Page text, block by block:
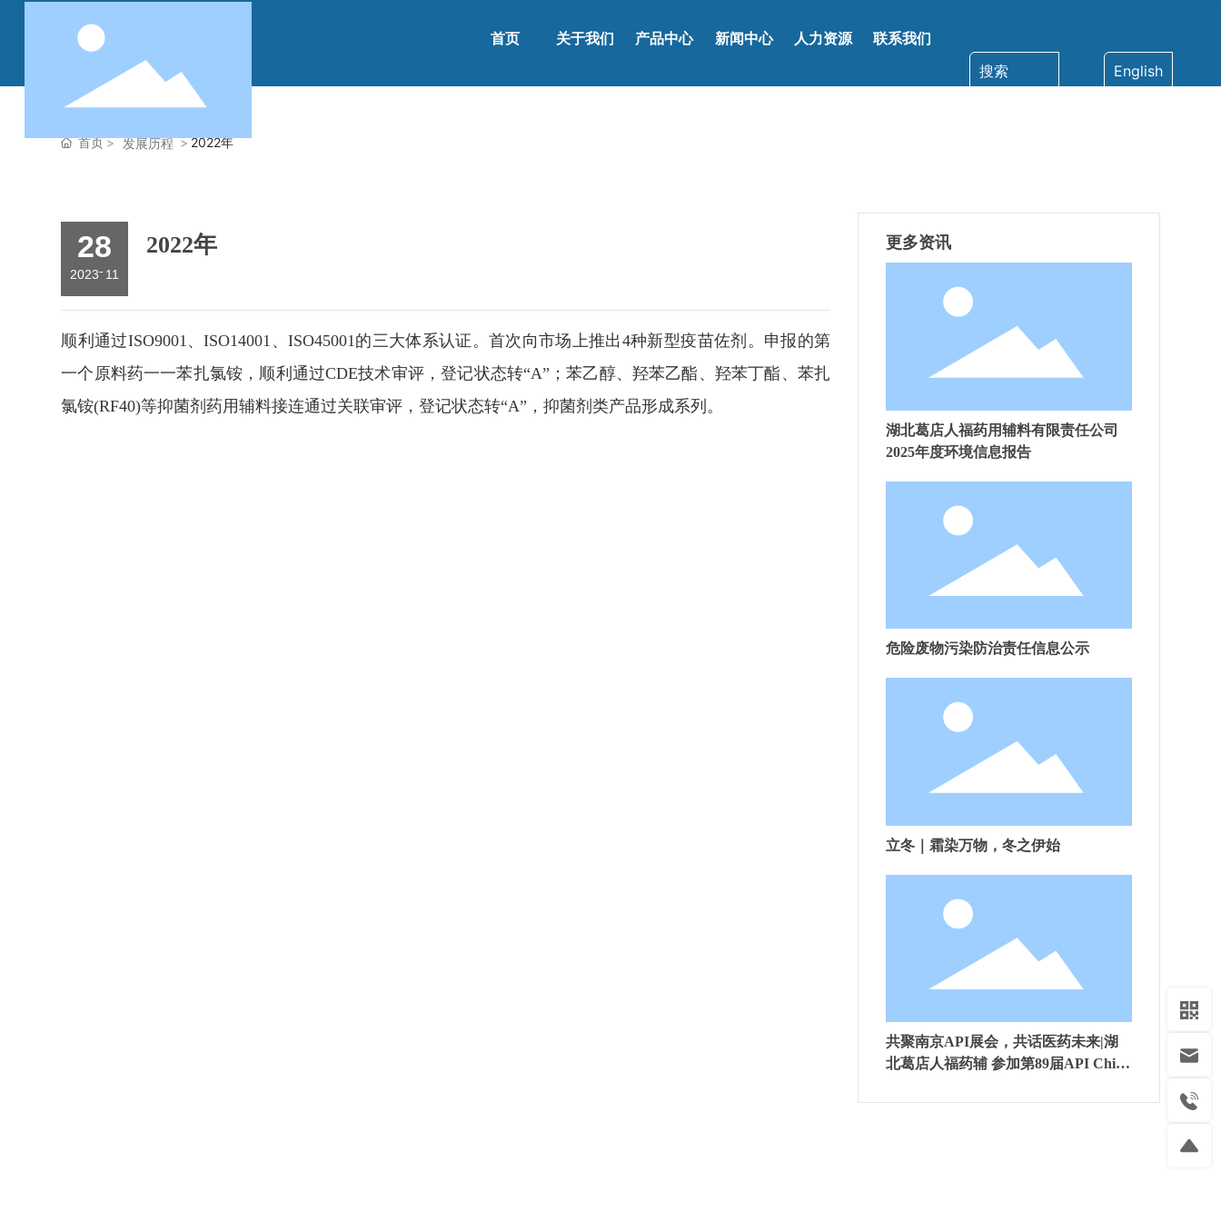
首页 关于我们 产品中心 新闻中心 人力资源
联系我们
搜索
English
首页 发展历程 2022年
28
2023- 11
2022年
顺利通过ISO9001、ISO14001、ISO45001的三大体系认证。首次向市场上推出4种新型疫苗佐剂。申报的第
一个原料药一一苯扎氯铵，顺利通过CDE技术审评，登记状态转“A”；苯乙醇、羟苯乙酯、羟苯丁酯、苯扎
氯铵(RF40)等抑菌剂药用辅料接连通过关联审评，登记状态转“A”，抑菌剂类产品形成系列。
更多资讯
湖北葛店人福药用辅料有限责任公司
2025年度环境信息报告
危险废物污染防治责任信息公示
立冬｜霜染万物，冬之伊始
共聚南京API展会，共话医药未来|湖
北葛店人福药辅 参加第89届API China